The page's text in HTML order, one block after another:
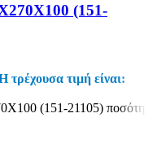
(151-
τρέχουσα τιμή είναι:
(151-21105) ποσότητα